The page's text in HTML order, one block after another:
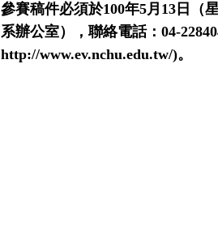
參賽稿件必須於100年5月 13 日（
系辦公室）
， 聯絡電話： 04-
http://www.ev.nchu.edu.tw/)。